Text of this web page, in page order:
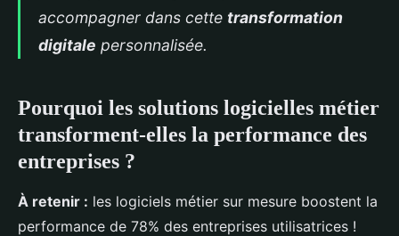
accompagner dans cette transformation
digitale personnalisée.
Pourquoi les solutions logicielles métier
transforment-elles la performance des
entreprises ?
À retenir : les logiciels métier sur mesure boostent la
performance de 78% des entreprises utilisatrices !